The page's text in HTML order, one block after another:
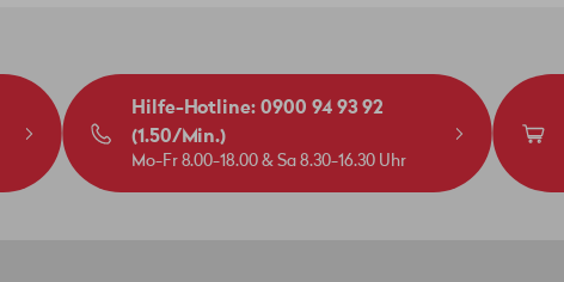
Hilfe-Hotline: 0900 94 93 92
(1.50/Min.)
Mo-Fr 8.00-18.00 & Sa 8.30-16.30 Uhr